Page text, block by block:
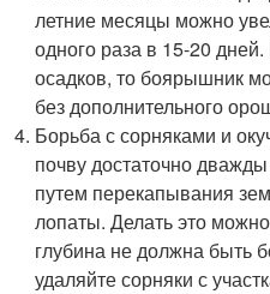
летние месяцы можно
одного раза в 15-20
осадков, то боярышник
без дополнительного
Борьба с сорняками и
почву достаточно
путем перекапывания
лопаты. Делать это
глубина не должна быть
удаляйте сорняки с